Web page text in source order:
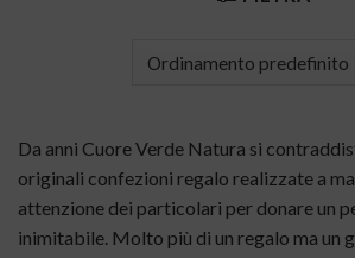
Da anni Cuore Verde Natura si
originali confezioni regalo realizzate a
attenzione dei particolari per donare un
inimitabile. Molto più di un regalo ma un